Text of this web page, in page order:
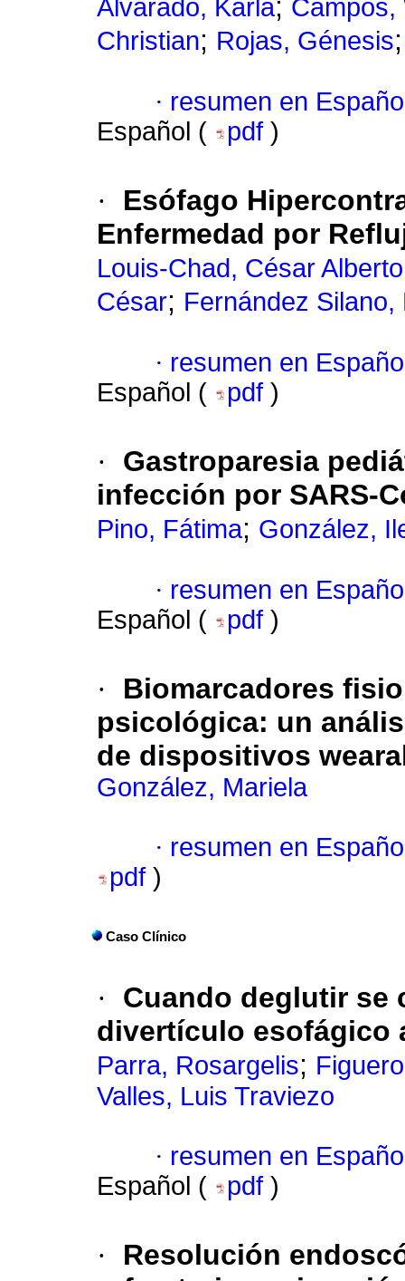
Alvarado, Karla; Campos,
Christian; Rojas, Génesis
· resumen en
Español (
pdf )
·
Esófago
Enfermedad por
Louis-Chad, César Alberto
César; Fernández Silano,
· resumen en
Español (
pdf )
·
Gastroparesia
infección por SARS-
Pino, Fátima; González,
· resumen en
Español (
pdf )
·
Biomarcadores
psicológica: un
de dispositivos
González, Mariela
· resumen en
pdf )
Caso Clínico
·
Cuando deglutir se
divertículo esofágico
Parra, Rosargelis;
Valles, Luis Traviezo
· resumen en
Español (
pdf )
·
Resolución